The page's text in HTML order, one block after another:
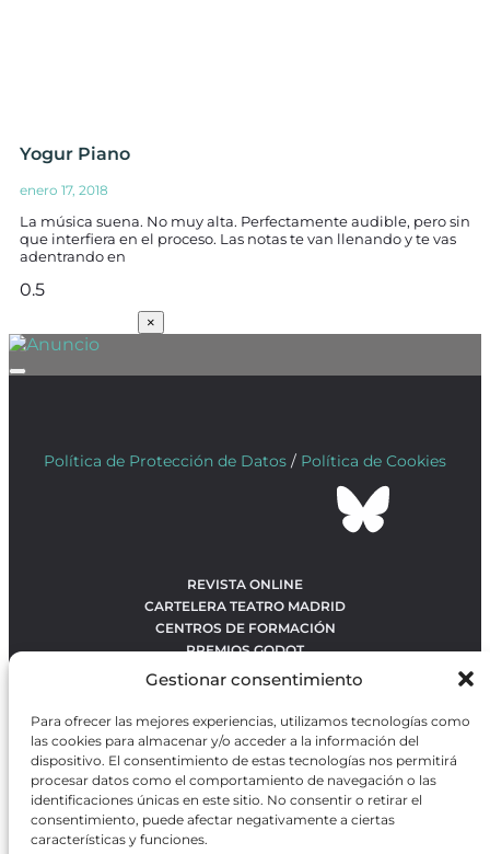
Gestionar consentimiento
Para ofrecer las mejores experiencias, utilizamos tecnologías como
las cookies para almacenar y/o acceder a la información del
dispositivo. El consentimiento de estas tecnologías nos permitirá
procesar datos como el comportamiento de navegación o las
identificaciones únicas en este sitio. No consentir o retirar el
consentimiento, puede afectar negativamente a ciertas
características y funciones.
Yogur Piano
enero 17, 2018
La música suena. No muy alta. Perfectamente audible, pero sin
que interfiera en el proceso. Las notas te van llenando y te vas
adentrando en
×
Política de Protección de Datos / Política de Cookies
REVISTA ONLINE
CARTELERA TEATRO MADRID
CENTROS DE FORMACIÓN
PREMIOS GODOT
CONTACTO
OBRAS MÁS VOTADAS
RANKING MEJORES OBRAS
BÚSQUEDA AVANZADA DE OBRAS